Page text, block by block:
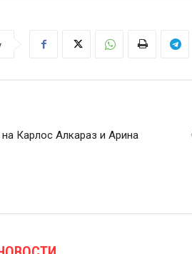
на Карлос Алкараз и Арина